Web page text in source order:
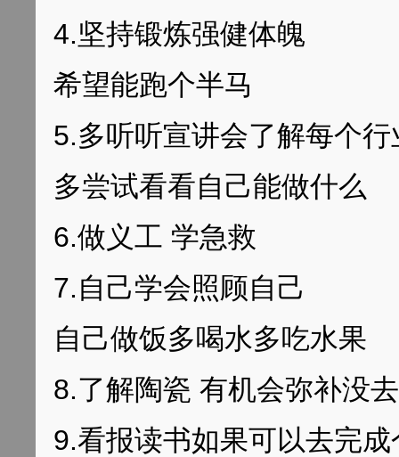
4.坚持锻炼强健体魄
希望能跑个半马
5.多听听宣讲会了解每个行
多尝试看看自己能做什么
6.做义工 学急救
7.自己学会照顾自己
自己做饭多喝水多吃水果
8.了解陶瓷 有机会弥补没
9.看报读书如果可以去完成